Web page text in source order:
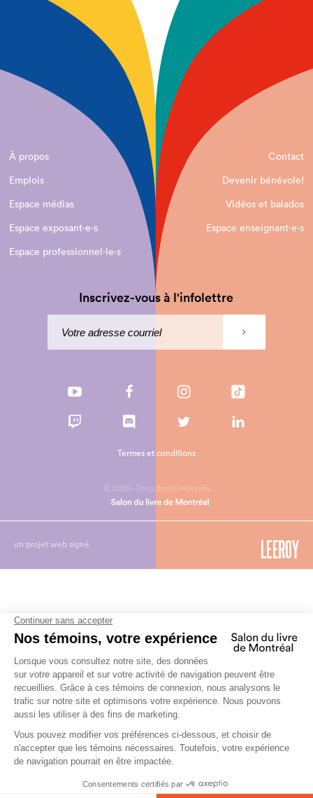
À propos
Contact
Emplois
Devenir bénévole!
Espace médias
Vidéos et balados
Espace exposant·e⋅s
Espace enseignant·e⋅s
Espace professionnel·le⋅s
Inscrivez-vous à l'infolettre
© 2026 - Tous droits réservés
Termes et conditions
un projet web signé